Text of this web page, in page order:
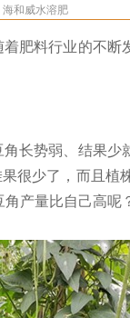
和威水溶肥
肥料行业的不
长势弱、结果少
很少了，而且
产量比自己高呢